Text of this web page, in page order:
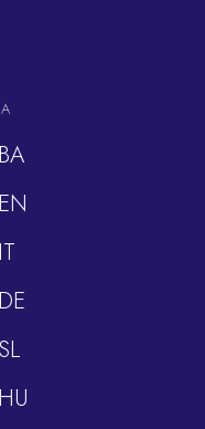
BA
EN
IT
DE
SL
HU